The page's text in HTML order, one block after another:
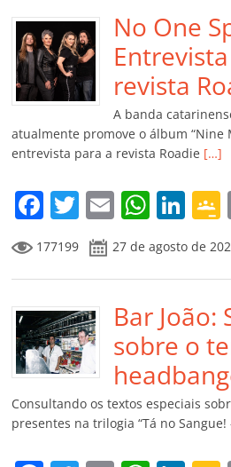
b
o
o
k
A
p
p
dI
n
o
No One
revista
A banda
atualmente promove o álbum “Nine
entrevista para a revista Roadie […]
F
a
c
e
b
o
o
k
T
w
itt
er
E
m
ai
l
W
at
s
A
p
p
Li
n
k
e
dI
n
177199 27 de agosto de
Bar João:
sobre o
Consultando os textos especiais
presentes na trilogia “Tá no Sangue!